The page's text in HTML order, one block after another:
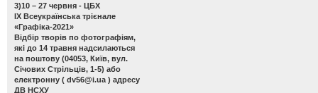
3)10 – 27 червня - ЦБХ
ІХ Всеукраїнська трієнале
«Графіка-2021»
Відбір творів по фотографіям,
які до 14 травня надсилаються
на поштову (04053, Київ, вул.
Січових Стрільців, 1-5) або
електронну ( dv56@i.ua ) адресу
ДВ НСХУ